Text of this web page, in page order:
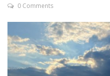
0 Comments